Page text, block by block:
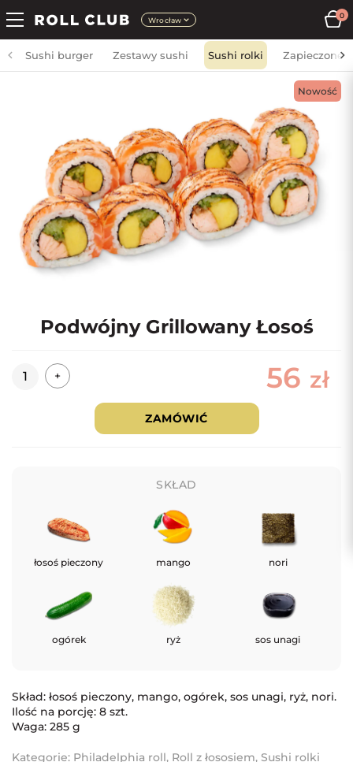
Wrocław
0
Sushi burger Zestawy sushi Sushi rolki Zapieczone
Nowość
Podwójny Grillowany Łosoś
Ilość + 56 zł
ZAMÓWIĆ
SKŁAD
łosoś pieczony mango nori
ogórek ryż sos unagi
Skład: łosoś pieczony, mango, ogórek, sos unagi, ryż, nori.
Ilość na porcję: 8 szt.
Waga: 285 g
Kategorie: Philadelphia roll, Roll z łososiem, Sushi rolki